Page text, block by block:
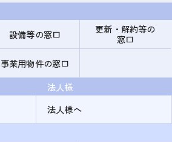
設備等の窓口
更新・解約等の
窓口
事業用物件の窓口
法人様
法人様へ